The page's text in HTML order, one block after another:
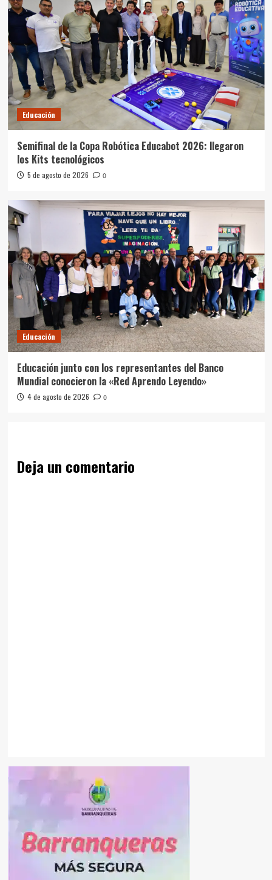
Educación
Semifinal de la Copa Robótica Educabot 2026: llegaron
los Kits tecnológicos
5 de agosto de 2026 0
Educación
Educación junto con los representantes del Banco
Mundial conocieron la «Red Aprendo Leyendo»
4 de agosto de 2026 0
Deja un comentario